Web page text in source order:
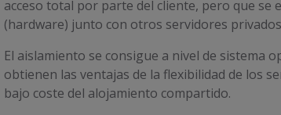
acceso total por parte del cliente, pero que se
(hardware) junto con otros servidores
El aislamiento se consigue a nivel de sistema
obtienen las ventajas de la flexibilidad de los
bajo coste del alojamiento compartido.